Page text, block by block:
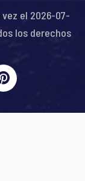
el 2026-07-
los derechos